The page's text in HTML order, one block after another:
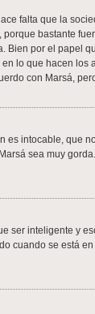
falta que la
bastante
Bien por el papel
lo que hacen los
con Marsá,
es intocable, que
sea muy
ser inteligente y
cuando se está